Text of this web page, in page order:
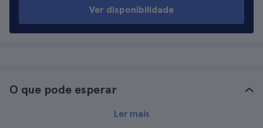
Ver disponibilidade
O que pode esperar
Ler mais